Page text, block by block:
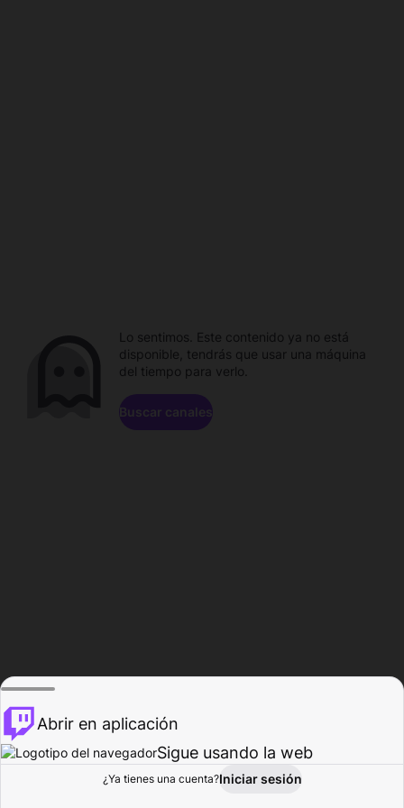
Explorar Actividad
Lo sentimos. Este contenido ya no está
disponible, tendrás que usar una máquina
del tiempo para verlo.
Buscar canales
Abrir en aplicación
Sigue usando la web
¿Ya tienes una cuenta?Iniciar sesión